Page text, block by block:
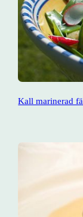
Kall marinerad